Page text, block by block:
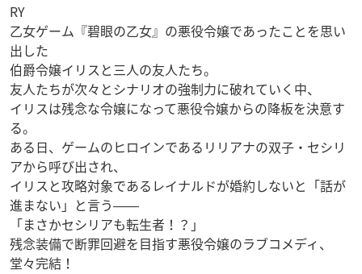
RY
乙女ゲーム『碧眼の乙女』の悪役令嬢であったことを思い
出した
伯爵令嬢イリスと三人の友人たち。
友人たちが次々とシナリオの強制力に破れていく中、
イリスは残念な令嬢になって悪役令嬢からの降板を決意す
る。
ある日、ゲームのヒロインであるリリアナの双子・セシリ
アから呼び出され、
イリスと攻略対象であるレイナルドが婚約しないと「話が
進まない」と言う――
「まさかセシリアも転生者！？」
残念装備で断罪回避を目指す悪役令嬢のラブコメディ、
堂々完結！